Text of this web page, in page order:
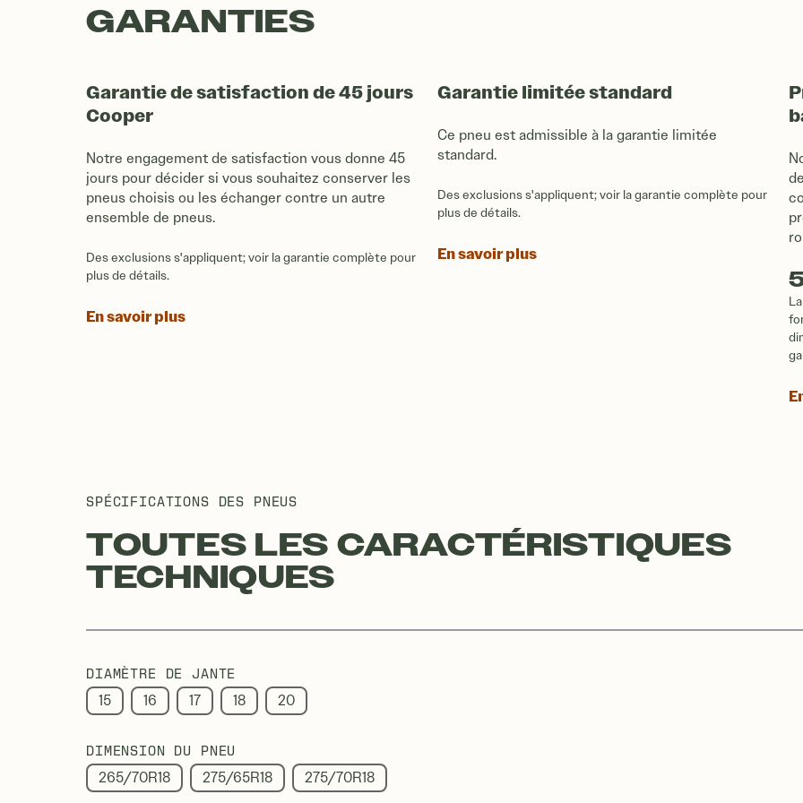
GARANTIES
Garantie de satisfaction de 45 jours
Cooper
Notre engagement de satisfaction vous donne 45
jours pour décider si vous souhaitez conserver les
pneus choisis ou les échanger contre un autre
ensemble de pneus.
Des exclusions s'appliquent; voir la garantie complète pour
plus de détails.
En savoir plus
Garantie limitée standard
Ce pneu est admissible à la garantie limitée
standard.
Des exclusions s'appliquent; voir la garantie complète pour
plus de détails.
En savoir plus
SPÉCIFICATIONS DES PNEUS
TOUTES LES CARACTÉRISTIQUES
TECHNIQUES
DIAMÈTRE DE JANTE
15 16 17 18 20
DIMENSION DU PNEU
265/70R18 275/65R18 275/70R18